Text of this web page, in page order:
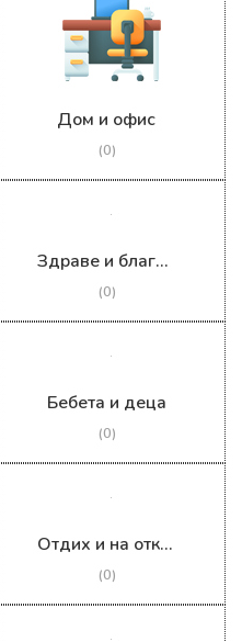
Дом и офис
(0)
Здраве и благосъстояние
(0)
Бебета и деца
(0)
Отдих и на открито
(0)